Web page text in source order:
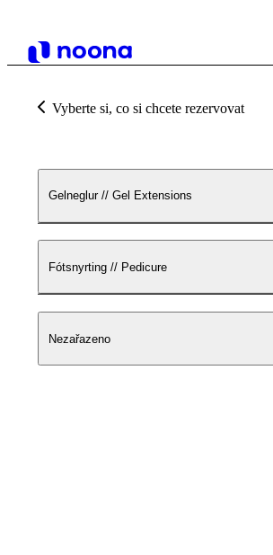
Vyberte si, co si chcete rezervovat
Gelneglur // Gel Extensions
Fótsnyrting // Pedicure
Nezařazeno